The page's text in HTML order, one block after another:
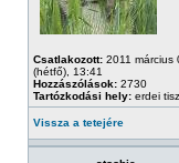
Csatlakozott: 2011 március
(hétfő), 13:41
Hozzászólások: 2730
Tartózkodási hely: erdei
Vissza a tetejére